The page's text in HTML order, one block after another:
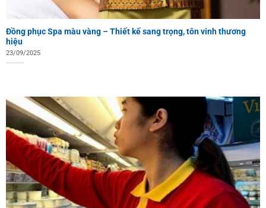
Đồng phục Spa màu vàng – Thiết kế sang trọng, tôn vinh thương
hiệu
23/09/2025